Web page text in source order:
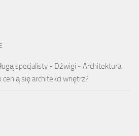
specjalisty - Dźwigi - Architektura
się architekci wnętrz?